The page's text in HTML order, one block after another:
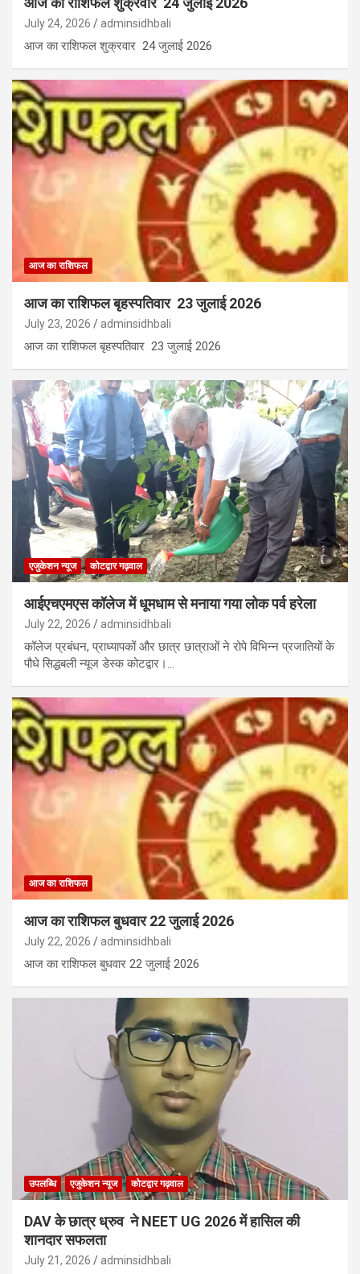
July 24, 2026 adminsidhbali
आज का राशिफल शुक्रवार 24 जुलाई 2026
आज का राशिफल
आज का राशिफल बृहस्पतिवार 23 जुलाई 2026
July 23, 2026 adminsidhbali
आज का राशिफल बृहस्पतिवार 23 जुलाई 2026
एजुकेशन न्‍यूज कोटद्वार गढ़वाल
आईएचएमएस कॉलेज में धूमधाम से मनाया गया लोक पर्व हरेला
July 22, 2026 adminsidhbali
कॉलेज प्रबंधन, प्राध्‍यापकों और छात्र छात्राओं ने रोपे विभिन्‍न प्रजातियों के
पौधे सिद्धबली न्यूज डेस्क कोटद्वार।…
आज का राशिफल
आज का राशिफल बुधवार 22 जुलाई 2026
July 22, 2026 adminsidhbali
आज का राशिफल बुधवार 22 जुलाई 2026
उपलब्धि एजुकेशन न्‍यूज कोटद्वार गढ़वाल
DAV के छात्र ध्रुव ने NEET UG 2026 में हासिल की
शानदार सफलता
July 21, 2026 adminsidhbali